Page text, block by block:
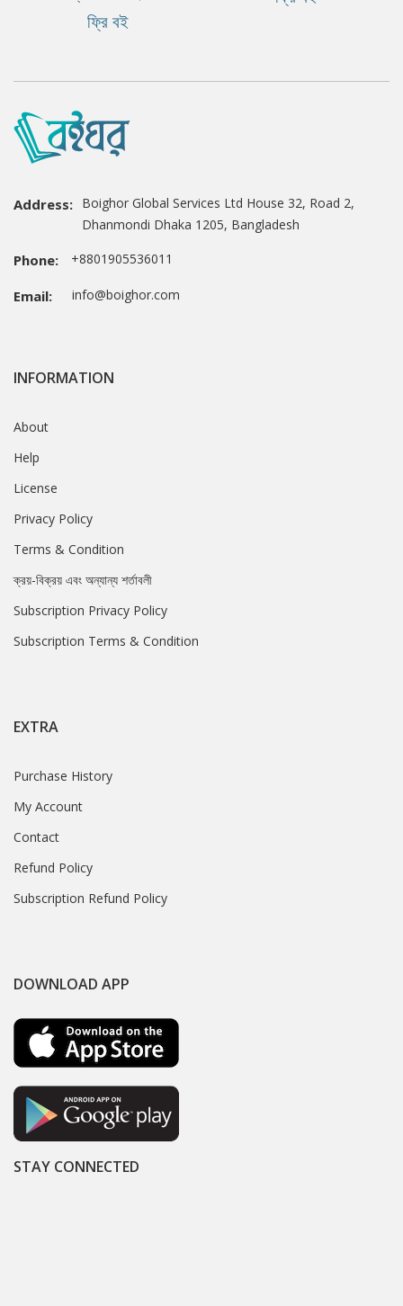
ফ্রি বই
Address: Boighor Global Services Ltd House 32, Road 2,
Dhanmondi Dhaka 1205, Bangladesh
Phone: +8801905536011
Email: info@boighor.com
INFORMATION
About
Help
License
Privacy Policy
Terms & Condition
ক্রয়-বিক্রয় এবং অন্যান্য শর্তাবলী
Subscription Privacy Policy
Subscription Terms & Condition
EXTRA
Purchase History
My Account
Contact
Refund Policy
Subscription Refund Policy
DOWNLOAD APP
STAY CONNECTED